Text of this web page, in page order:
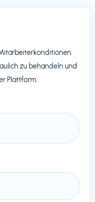
zu behandeln und
Plattform.